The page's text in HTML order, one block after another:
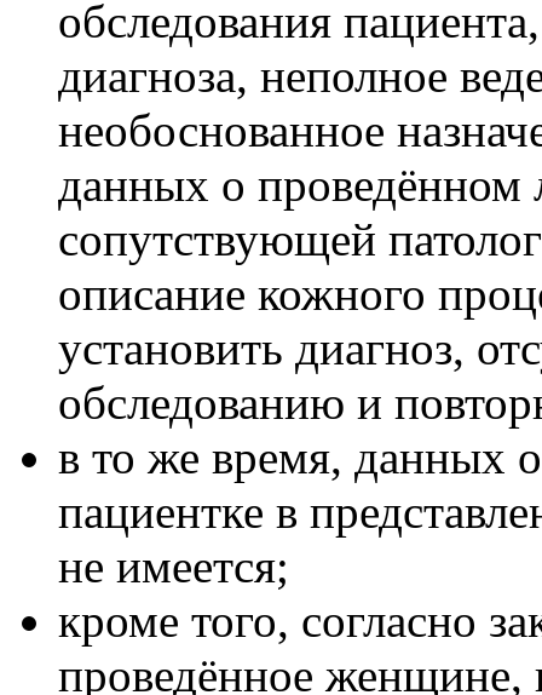
обследования
диагноза, неполное
необоснованное
данных о проведённом
сопутствующей
описание кожного
установить диагноз,
обследованию и
в то же время, данных
пациентке в
не имеется;
кроме того, согласно
проведённое